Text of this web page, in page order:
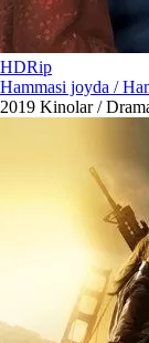
HDRip
Hammasi joyda /
2019 Kinolar /